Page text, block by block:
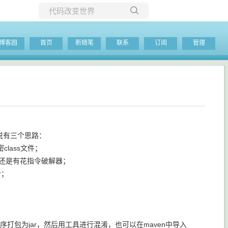
当前博客
客园 首页 新随笔 联系 订阅 管理
三个思路：
文件；
有花指令破解器；
包为jar，然后用工具进行混淆，也可以在maven中导入